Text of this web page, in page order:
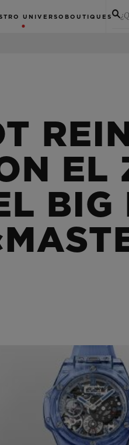
UNIVERSO BOUTIQUES
EL
PREVISTA
ENVÍOS